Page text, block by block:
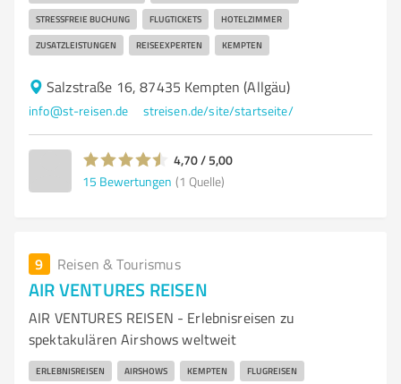
STRESSFREIE BUCHUNG FLUGTICKETS HOTELZIMMER
ZUSATZLEISTUNGEN REISEEXPERTEN KEMPTEN
Salzstraße 16, 87435 Kempten (Allgäu)
info@st-reisen.de streisen.de/site/startseite/
4,70 / 5,00
15 Bewertungen (1 Quelle)
9 Reisen & Tourismus
AIR VENTURES REISEN
AIR VENTURES REISEN - Erlebnisreisen zu
spektakulären Airshows weltweit
ERLEBNISREISEN AIRSHOWS KEMPTEN FLUGREISEN